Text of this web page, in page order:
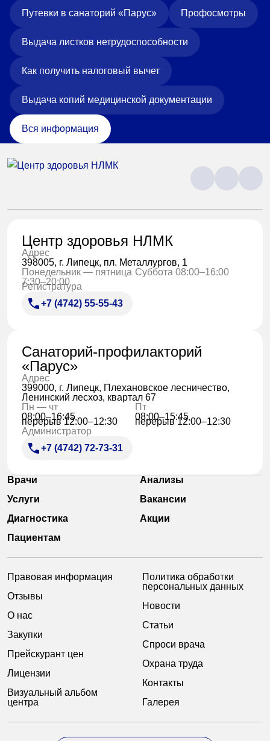
Путевки в санаторий «Парус» Профосмотры
Выдача листков нетрудоспособности
Как получить налоговый вычет
Выдача копий медицинской документации
Вся информация
Центр здоровья НЛМК
Адрес
398005, г. Липецк, пл. Металлургов, 1
Понедельник — пятница
7:30–20:00
Суббота 08:00–16:00
Регистратура
+7 (4742) 55-55-43
Санаторий-профилакторий
«Парус»
Адрес
399000, г. Липецк, Плехановское лесничество,
Ленинский лесхоз, квартал 67
Пн — чт
08:00–16:45
перерыв 12:00–12:30
Пт
08:00–15:45
перерыв 12:00–12:30
Администратор
+7 (4742) 72-73-31
Врачи
Анализы
Услуги
Вакансии
Диагностика
Акции
Пациентам
Правовая информация
Отзывы
О нас
Закупки
Прейскурант цен
Лицензии
Визуальный альбом
центра
Политика обработки
персональных данных
Новости
Статьи
Спроси врача
Охрана труда
Контакты
Галерея